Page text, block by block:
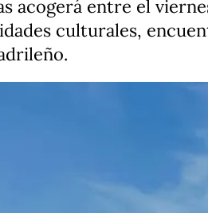
acogerá entre el
culturales,